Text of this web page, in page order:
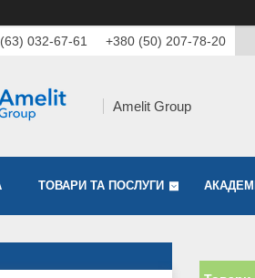
032-67-61 +380 (50) 207-78-20
Amelit Group
ТОВАРИ ТА ПОСЛУГИ